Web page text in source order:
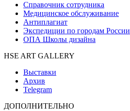
Справочник сотрудника
Медицинское обслуживание
Антиплагиат
Экспедиции по городам России
ОПА Школы дизайна
HSE ART GALLERY
Выставки
Архив
Telegram
ДОПОЛНИТЕЛЬНО